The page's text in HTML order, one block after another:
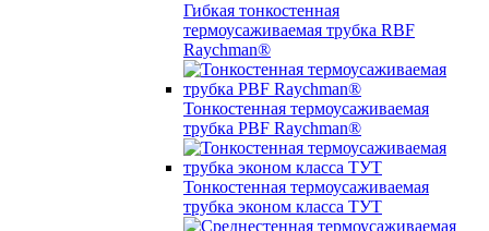
Гибкая тонкостенная
термоусаживаемая трубка RBF
Raychman®
Тонкостенная термоусаживаемая
трубка PBF Raychman®
Тонкостенная термоусаживаемая
трубка эконом класса ТУТ